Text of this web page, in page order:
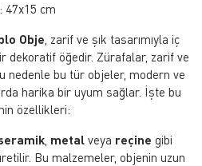
47x15 cm
Obje , zarif ve şık tasarımıyla iç
dekoratif öğedir. Zürafalar, zarif ve
nedenle bu tür objeler, modern ve
harika bir uyum sağlar. İşte bu
özellikleri:
metal veya reçine gibi
Bu malzemeler, objenin uzun